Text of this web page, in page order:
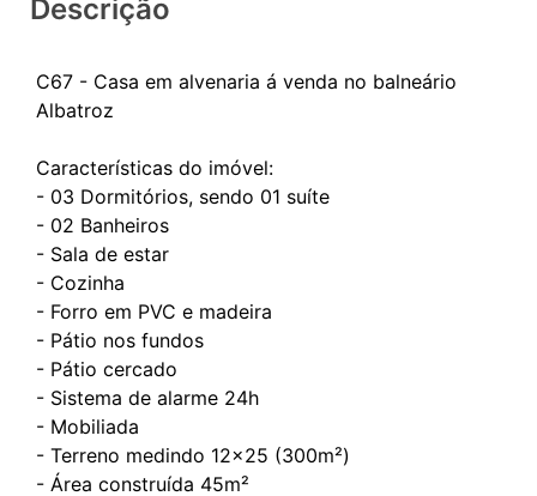
Descrição
C67 - Casa em alvenaria á venda no balneário
Albatroz
Características do imóvel:
- 03 Dormitórios, sendo 01 suíte
- 02 Banheiros
- Sala de estar
- Cozinha
- Forro em PVC e madeira
- Pátio nos fundos
- Pátio cercado
- Sistema de alarme 24h
- Mobiliada
- Terreno medindo 12x25 (300m²)
- Área construída 45m²